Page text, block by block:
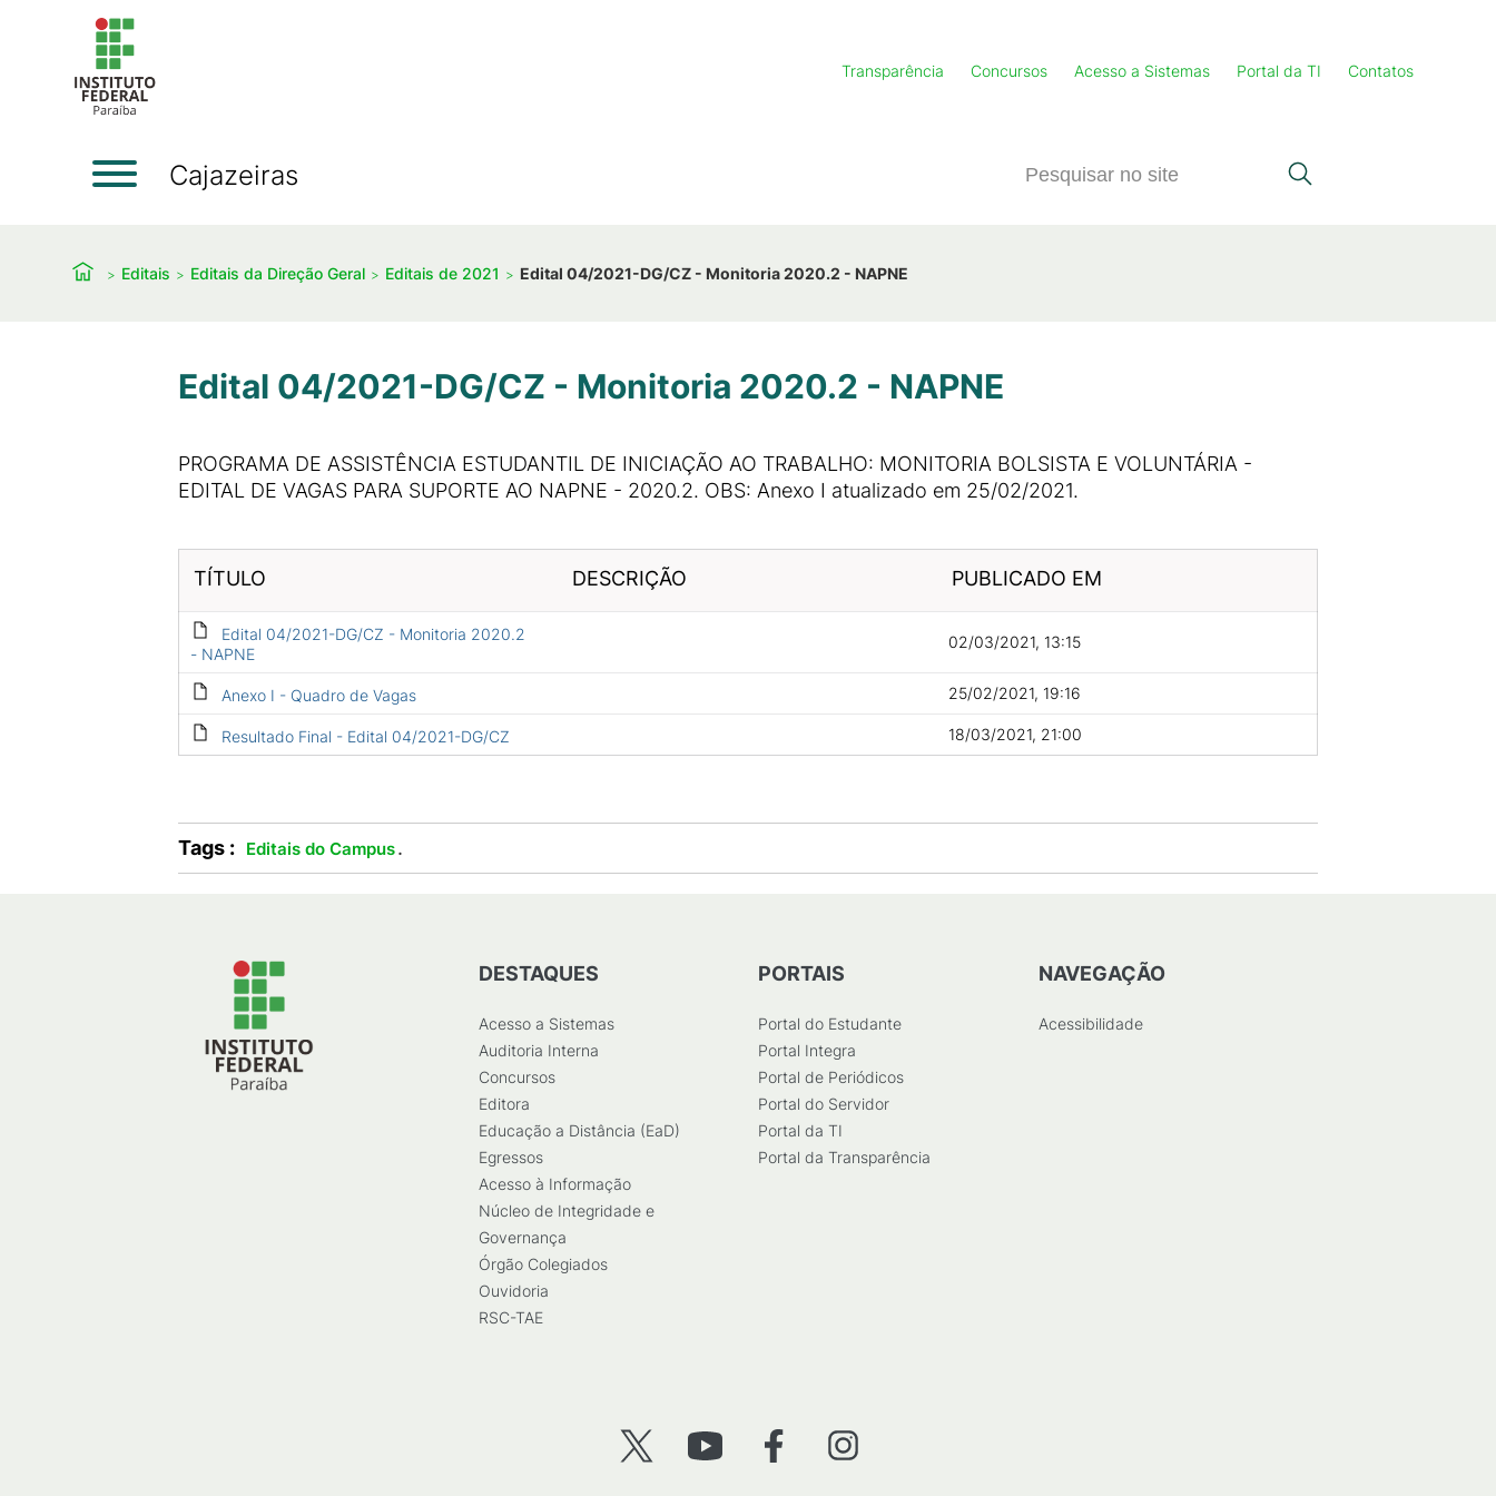
Transparência Concursos Acesso a Sistemas Portal da TI Contatos
Cajazeiras
Editais Editais da Direção Geral Editais de 2021 Edital 04/2021-DG/CZ - Monitoria 2020.2 - NAPNE
Edital 04/2021-DG/CZ - Monitoria 2020.2 - NAPNE
PROGRAMA DE ASSISTÊNCIA ESTUDANTIL DE INICIAÇÃO AO TRABALHO: MONITORIA BOLSISTA E VOLUNTÁRIA -
EDITAL DE VAGAS PARA SUPORTE AO NAPNE - 2020.2. OBS: Anexo I atualizado em 25/02/2021.
TÍTULO DESCRIÇÃO PUBLICADO EM
Edital 04/2021-DG/CZ - Monitoria 2020.2
- NAPNE
02/03/2021, 13:15
Anexo I - Quadro de Vagas 25/02/2021, 19:16
Resultado Final - Edital 04/2021-DG/CZ 18/03/2021, 21:00
Tags : Editais do Campus.
DESTAQUES
Acesso a Sistemas
Auditoria Interna
Concursos
Editora
Educação a Distância (EaD)
Egressos
Acesso à Informação
Núcleo de Integridade e
Governança
Órgão Colegiados
Ouvidoria
RSC-TAE
PORTAIS
Portal do Estudante
Portal Integra
Portal de Periódicos
Portal do Servidor
Portal da TI
Portal da Transparência
NAVEGAÇÃO
Acessibilidade